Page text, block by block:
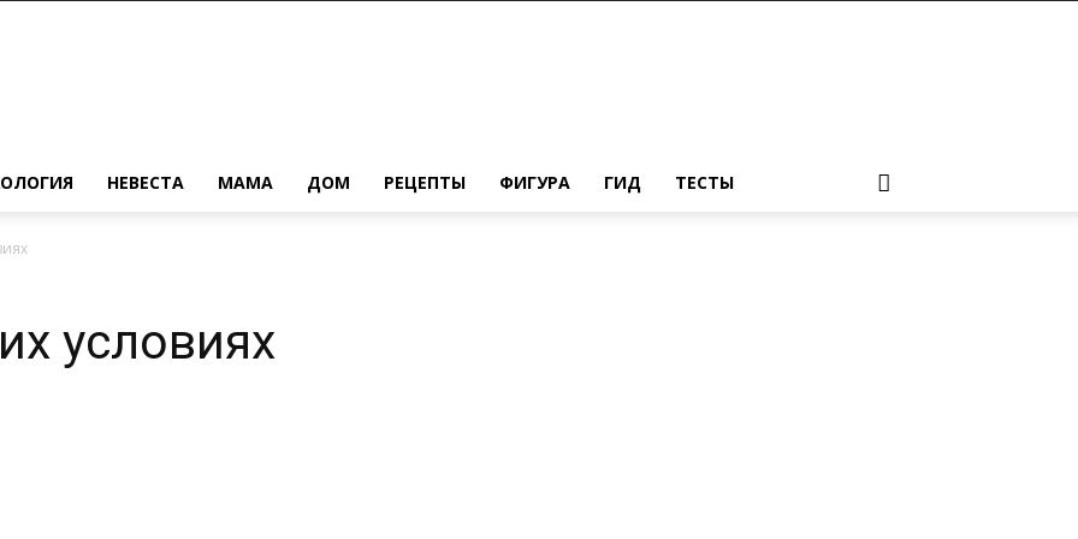
НЕВЕСТА МАМА ДОМ РЕЦЕПТЫ ФИГУРА ГИД ТЕСТЫ
условиях